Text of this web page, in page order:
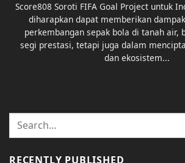
Score808 Soroti FIFA Goal Project untuk
diharapkan dapat memberikan
perkembangan sepak bola di tanah air,
segi prestasi, tetapi juga dalam
dan ekosistem...
RECENTLY PUBLISHED